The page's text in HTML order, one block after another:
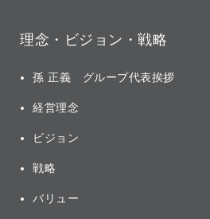
理念・ビジョン・戦略
孫 正義 グループ代表挨拶
経営理念
ビジョン
戦略
バリュー